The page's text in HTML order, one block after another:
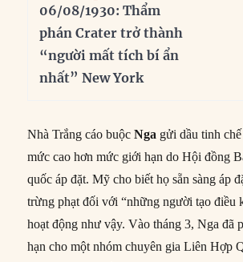
06/08/1930: Thẩm
phán Crater trở thành
“người mất tích bí ẩn
nhất” New York
Nhà Trắng cáo buộcNga gửi dầu tinh
mức cao hơn mức giới hạn do Hội đồng
quốc áp đặt. Mỹ cho biết họ sẵn sàng áp
trừng phạt đối với “những người tạo điều
hoạt động như vậy. Vào tháng 3, Nga đã
hạn cho một nhóm chuyên gia Liên Hợp